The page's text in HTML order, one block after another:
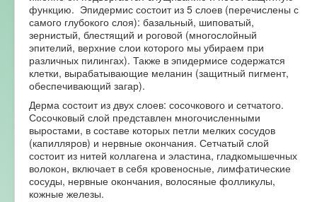
функцию. Эпидермис состоит из 5 слоев (перечислены с
самого глубокого слоя): базальный, шиповатый,
зернистый, блестящий и роговой (многослойный
эпителий, верхние слои которого мы убираем при
различных пилингах). Также в эпидермисе содержатся
клетки, вырабатывающие меланин (защитный пигмент,
обеспечивающий загар).
Дерма состоит из двух слоев: сосочкового и сетчатого.
Сосочковый слой представлен многочисленными
выростами, в составе которых петли мелких сосудов
(капилляров) и нервные окончания. Сетчатый слой
состоит из нитей коллагена и эластина, гладкомышечных
волокон, включает в себя кровеносные, лимфатические
сосуды, нервные окончания, волосяные фолликулы,
кожные железы.